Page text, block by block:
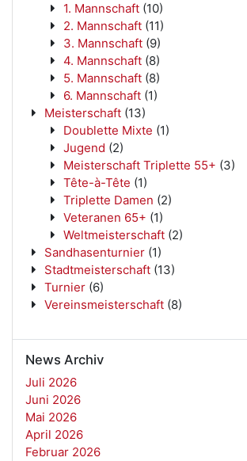
1. Mannschaft (10)
2. Mannschaft (11)
3. Mannschaft (9)
4. Mannschaft (8)
5. Mannschaft (8)
6. Mannschaft (1)
Meisterschaft (13)
Doublette Mixte (1)
Jugend (2)
Meisterschaft Triplette 55+ (3)
Tête-à-Tête (1)
Triplette Damen (2)
Veteranen 65+ (1)
Weltmeisterschaft (2)
Sandhasenturnier (1)
Stadtmeisterschaft (13)
Turnier (6)
Vereinsmeisterschaft (8)
News Archiv
Juli 2026
Juni 2026
Mai 2026
April 2026
Februar 2026